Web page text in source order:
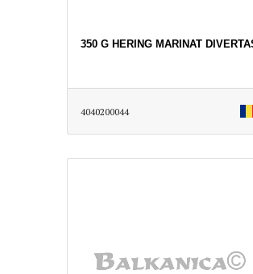
350 G HERING MARINAT
4040200044